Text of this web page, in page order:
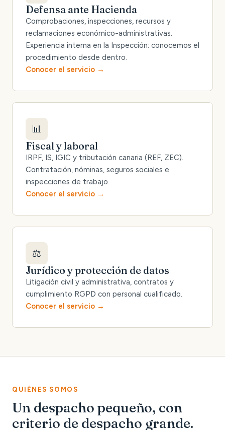
Defensa ante Hacienda
Comprobaciones, inspecciones, recursos y
reclamaciones económico-administrativas.
Experiencia interna en la Inspección: conocemos el
procedimiento desde dentro.
Conocer el servicio
📊
Fiscal y laboral
IRPF, IS, IGIC y tributación canaria (REF, ZEC).
Contratación, nóminas, seguros sociales e
inspecciones de trabajo.
Conocer el servicio
⚖️
Jurídico y protección de datos
Litigación civil y administrativa, contratos y
cumplimiento RGPD con personal cualificado.
Conocer el servicio
QUIÉNES SOMOS
Un despacho pequeño, con
criterio de despacho grande.